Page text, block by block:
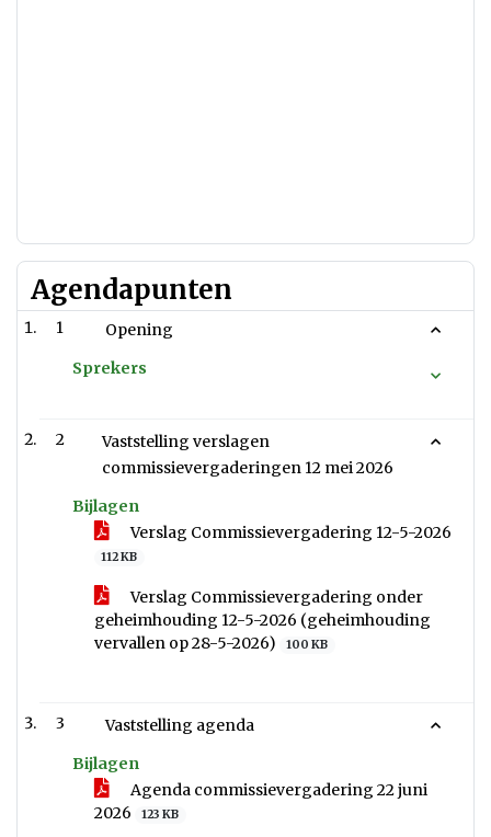
Agendapunten
1
Opening
Sprekers
2
Vaststelling verslagen
commissievergaderingen 12 mei 2026
Bijlagen
Verslag Commissievergadering 12-5-2026
112 KB
Verslag Commissievergadering onder
geheimhouding 12-5-2026 (geheimhouding
vervallen op 28-5-2026)
100 KB
3
Vaststelling agenda
Bijlagen
Agenda commissievergadering 22 juni
2026
123 KB